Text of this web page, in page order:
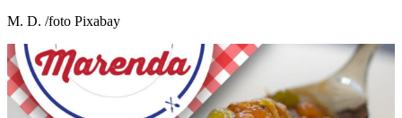
M. D. /foto Pixabay